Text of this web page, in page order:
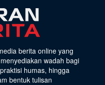
berita online yang
wadah bagi
humas, hingga
bentuk tulisan